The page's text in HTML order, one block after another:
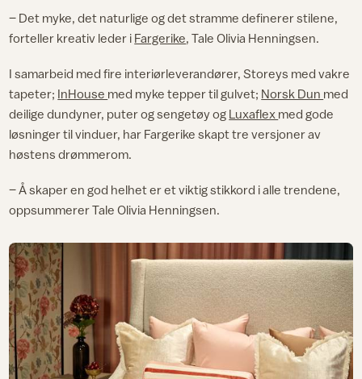
– Det myke, det naturlige og det stramme definerer stilene,
forteller kreativ leder i Fargerike, Tale Olivia Henningsen.
I samarbeid med fire interiørleverandører, Storeys med vakre
tapeter; InHouse med myke tepper til gulvet; Norsk Dun med
deilige dundyner, puter og sengetøy og Luxaflex med gode
løsninger til vinduer, har Fargerike skapt tre versjoner av
høstens drømmerom.
– Å skaper en god helhet er et viktig stikkord i alle trendene,
oppsummerer Tale Olivia Henningsen.